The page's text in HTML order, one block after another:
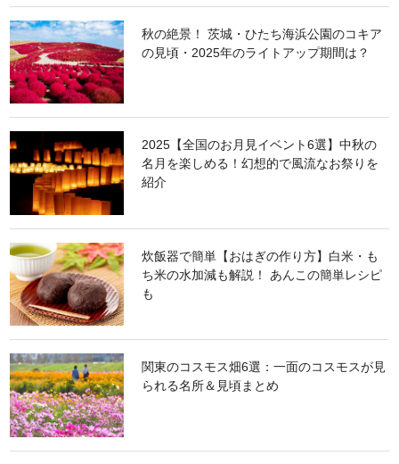
秋の絶景！ 茨城・ひたち海浜公園のコキア
の見頃・2025年のライトアップ期間は？
2025【全国のお月見イベント6選】中秋の
名月を楽しめる！幻想的で風流なお祭りを
紹介
炊飯器で簡単【おはぎの作り方】白米・も
ち米の水加減も解説！ あんこの簡単レシピ
も
関東のコスモス畑6選：一面のコスモスが見
られる名所＆見頃まとめ